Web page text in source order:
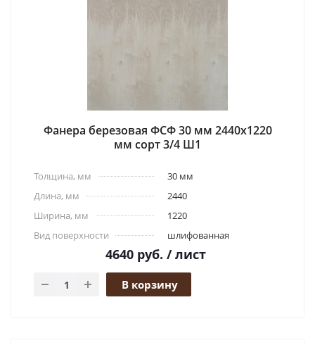
Фанера березовая ФСФ 30 мм 2440x1220
мм сорт 3/4 Ш1
Толщина, мм
30 мм
Длина, мм
2440
Ширина, мм
1220
Вид поверхности
шлифованная
4640 руб. / лист
В корзину